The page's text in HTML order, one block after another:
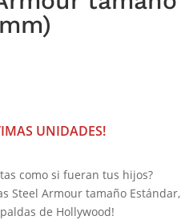
UNIDADES!
como si fueran tus hijos?
Steel Armour tamaño Estándar,
de Hollywood!